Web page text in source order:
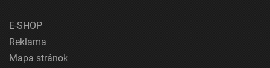
E-SHOP
Reklama
Mapa stránok